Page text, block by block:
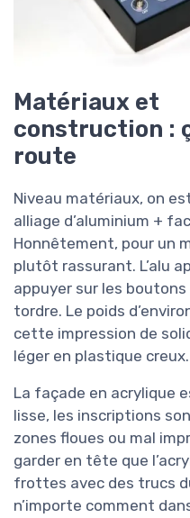
Matériaux et
construction :
route
Niveau matériaux, on
alliage d’aluminium +
Honnêtement, pour un
plutôt rassurant. L’alu
appuyer sur les
tordre. Le poids
cette impression de
léger en plastique creux.
La façade en acrylique
lisse, les inscriptions
zones floues ou mal
garder en tête que
frottes avec des trucs
n’importe comment